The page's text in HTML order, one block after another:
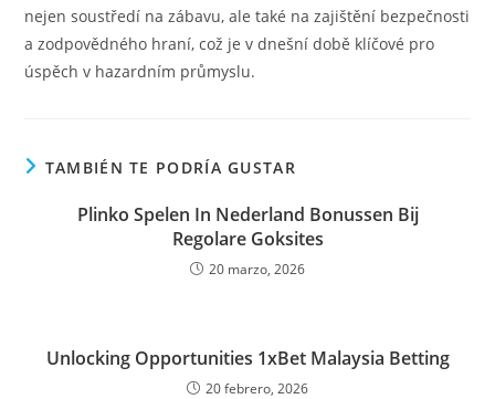
nejen soustředí na zábavu, ale také na zajištění bezpečnosti
a zodpovědného hraní, což je v dnešní době klíčové pro
úspěch v hazardním průmyslu.
TAMBIÉN TE PODRÍA GUSTAR
Plinko Spelen In Nederland Bonussen Bij
Regolare Goksites
20 marzo, 2026
Unlocking Opportunities 1xBet Malaysia Betting
20 febrero, 2026